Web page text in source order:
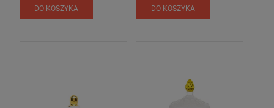
DO KOSZYKA DO KOSZYKA